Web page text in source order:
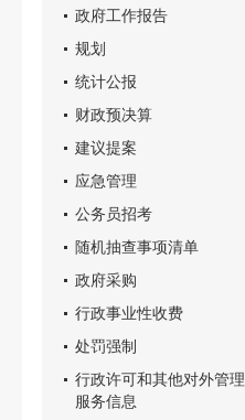
政府工作报告
规划
统计公报
财政预决算
建议提案
应急管理
公务员招考
随机抽查事项清单
政府采购
行政事业性收费
处罚强制
行政许可和其他对外管理
服务信息